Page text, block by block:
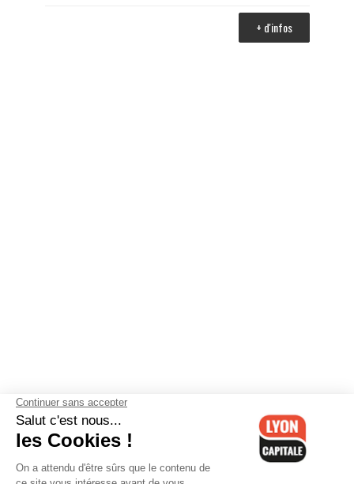
+ d'infos